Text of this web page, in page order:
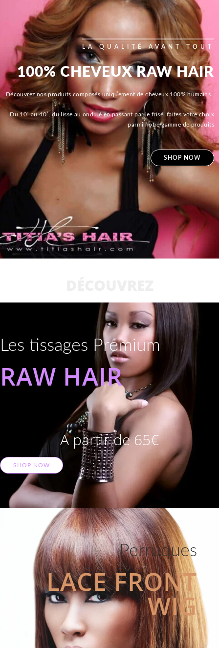
LA QUALITÉ AVANT TOUT
100% CHEVEUX RAW HAIR
Découvrez nos produits composés uniquement de cheveux 100% humains.
Du 10′ au 40′, du lisse au ondulé en passant par le frisé, faites votre choix
parmi notre gamme de produits
SHOP NOW
Les tissages Premium
RAW HAIR
A partir de 65€
SHOP NOW
Perruques
LACE FRONT
WIG